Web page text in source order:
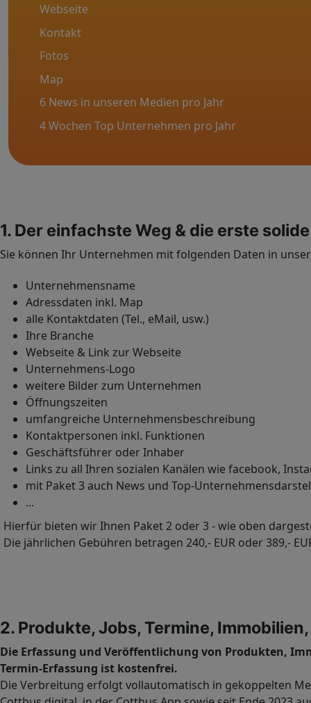
Webseite
Kontakt
Fotos
Map
6 News in unseren Medien pro Jahr
4 Wochen Top Unternehmen pro Jahr
1. Der einfachste Weg & die erste
Sie können Ihr Unternehmen mit folgenden Daten in
Unternehmensname
Adressdaten inkl. Map
alle Kontaktdaten (Tel., eMail, usw.)
Ihre Branche
Webseite & Link zur Webseite
Unternehmens-Logo
weitere Bilder zum Unternehmen
Öffnungszeiten
umfangreiche Unternehmensbeschreibung
Kontaktpersonen inkl. Funktionen
Geschäftsführer oder Inhaber
Links zu all Ihren sozialen Kanälen wie facebook,
mit Paket 3 auch News und Top-
...
Hierfür bieten wir Ihnen Paket 2 oder 3 - wie oben
Die jährlichen Gebühren betragen 240,- EUR oder 389,-
2. Produkte, Jobs, Termine,
Die Erfassung und Veröffentlichung von Produkten,
Termin-Erfassung ist kostenfrei.
Die Verbreitung erfolgt vollautomatisch in gekoppelten